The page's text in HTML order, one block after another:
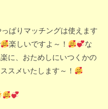
ぱりマッチングは使えます
楽しいですよ～！
な
に、おためしにいつくかの
スメいたします～！